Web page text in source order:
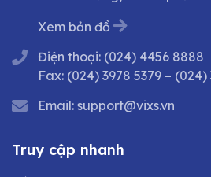
Xem bản đồ
Điện thoại: (024) 4456 8888
Fax: (024) 3978 5379 – (024)
Email: support@vixs.vn
Truy cập nhanh